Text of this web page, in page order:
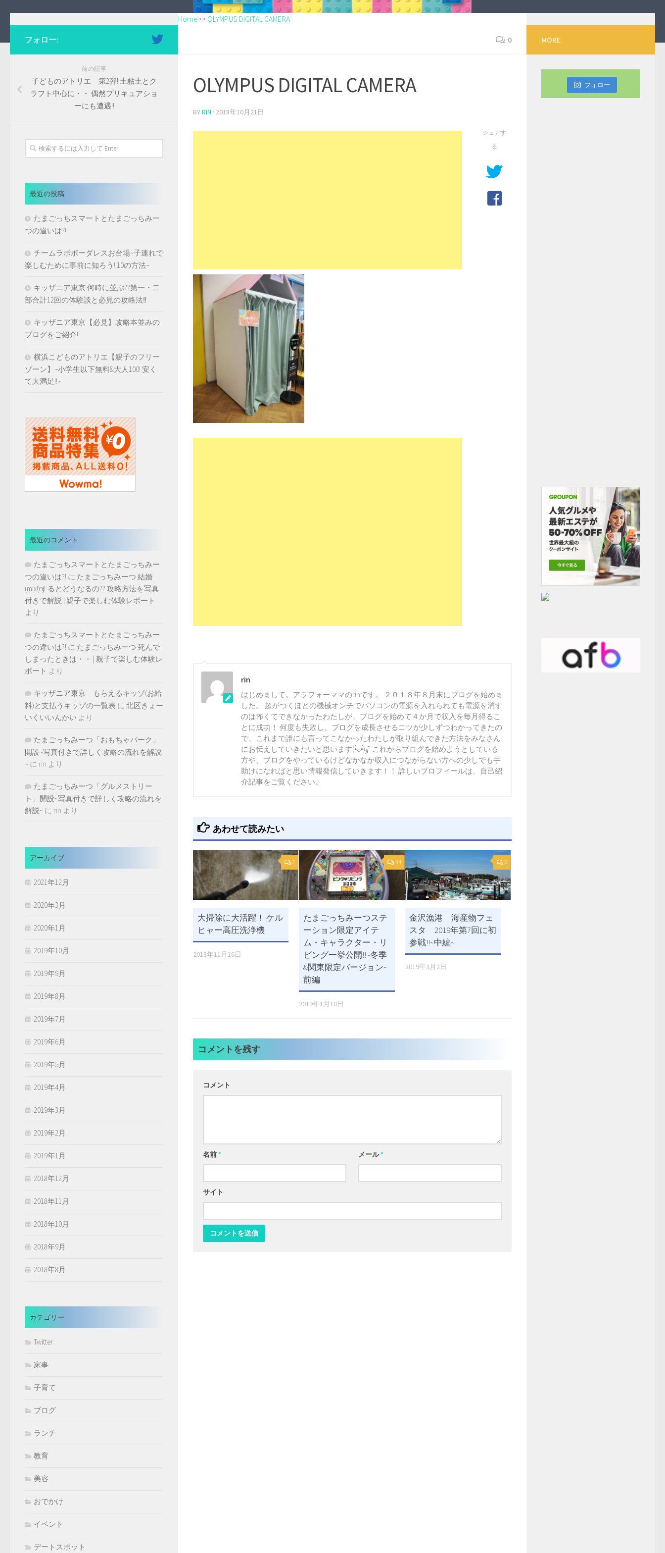
Home>> OLYMPUS DIGITAL CAMERA
0
OLYMPUS DIGITAL CAMERA
BYRIN · 2018年10月21日
シェアす
る
rin
はじめまして。アラフォーママのrinです。 ２０１８年８月末にブログを始めま
した。 超がつくほどの機械オンチでパソコンの電源を入れられても電源を消す
のは怖くてできなかったわたしが、ブログを始めて４か月で収入を毎月得るこ
とに成功！ 何度も失敗し、ブログを成長させるコツが少しずつわかってきたの
で、これまで誰にも言ってこなかったわたしが取り組んできた方法をみなさん
にお伝えしていきたいと思います(•̀ᴗ•́)و ̑̑ これからブログを始めようとしている
方や、ブログをやっているけどなかなか収入につながらない方への少しでも手
助けになればと思い情報発信していきます！！ 詳しいプロフィールは、自己紹
介記事をご覧ください。
あわせて読みたい
2
大掃除に大活躍！ ケル
ヒャー高圧洗浄機
2018年11月16日
44
たまごっちみーつステ
ーション限定アイテ
ム・キャラクター・リ
ビング一挙公開!!~冬季
&関東限定バージョン~
前編
2019年1月10日
3
金沢漁港 海産物フェ
スタ 2019年第7回に初
参戦!!~中編~
2019年3月2日
コメントを残す
コメント
名前* メール*
サイト
フォロー:
前の記事
子どものアトリエ 第2弾! 土粘土とク
ラフト中心に・・ 偶然プリキュアショ
ーにも遭遇!!
最近の投稿
たまごっちスマートとたまごっちみー
つの違いは?!
チームラボボーダレスお台場~子連れで
楽しむために事前に知ろう! 10の方法~
キッザニア東京 何時に並ぶ??第一・二
部合計12回の体験談と必見の攻略法‼️
キッザニア東京【必見】攻略本並みの
ブログをご紹介!!
横浜こどものアトリエ【親子のフリー
ゾーン】~小学生以下無料&大人100! 安く
て大満足!!~
最近のコメント
たまごっちスマートとたまごっちみー
つの違いは?! に たまごっちみーつ 結婚
(mix!)するとどうなるの?? 攻略方法を写真
付きで解説 | 親子で楽しむ体験レポート
より
たまごっちスマートとたまごっちみー
つの違いは?! に たまごっちみーつ 死んで
しまったときは・・ | 親子で楽しむ体験レ
ポート より
キッザニア東京 もらえるキッゾ(お給
料)と支払うキッゾの一覧表 に 北区きょー
いくいいんかい より
たまごっちみーつ「おもちゃパーク」
開設~写真付きで詳しく攻略の流れを解説
~ に rin より
たまごっちみーつ「グルメストリー
ト」開設~写真付きで詳しく攻略の流れを
解説~ に rin より
アーカイブ
2021年12月
2020年3月
2020年1月
2019年10月
2019年9月
2019年8月
2019年7月
2019年6月
2019年5月
2019年4月
2019年3月
2019年2月
2019年1月
2018年12月
2018年11月
2018年10月
2018年9月
2018年8月
カテゴリー
Twitter
家事
子育て
ブログ
ランチ
教育
美容
おでかけ
イベント
デートスポット
MORE
フォロー